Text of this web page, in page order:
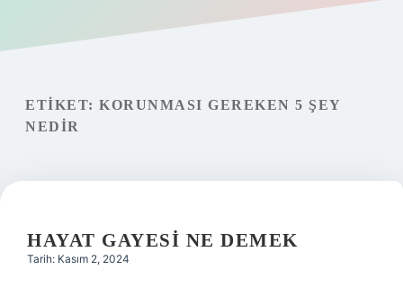
Gizlilik Politikası
Hakkımızda
ETIKET: KORUNMASI GEREKEN 5 ŞEY
NEDIR
HAYAT GAYESI NE DEMEK
Tarih: Kasım 2, 2024